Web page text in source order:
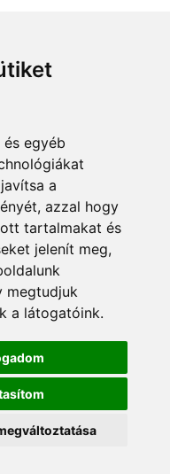
egyéb
a
azzal hogy
tartalmakat és
jelenít meg,
megtudjuk
a látogatóink.
minden korosztály
fontos a
figyelmesség.
-